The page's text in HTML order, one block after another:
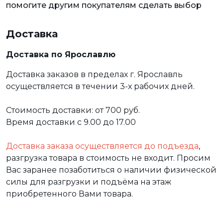
помогите другим покупателям сделать выбор
Доставка
Доставка по Ярославлю
Доставка заказов в пределах г. Ярославль
осуществляется в течении 3-х рабочих дней.
Стоимость доставки: от 700 руб.
Время доставки с 9.00 до 17.00
Доставка заказа осуществляется до подъезда,
разгрузка товара в стоимость не входит. Просим
Вас заранее позаботиться о наличии физической
силы для разгрузки и подъёма на этаж
приобретенного Вами товара.